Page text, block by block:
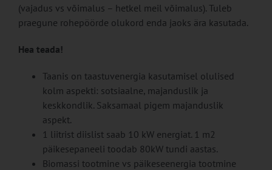
(vajadus vs võimalus – hetkel meil võimalus). Tuleb
praegune rohepöörde olukord enda jaoks ära kasutada.
Hea teada!
Taanis on taastuvenergia kasutamisel olulised
kolm aspekti: sotsiaalne, majanduslik ja
keskkondlik. Saksamaal pigem majanduslik
aspekt.
1 liitrist diislist saab 10 kW energiat. 1 m2
päikesepaneeli toodab 80kW tundi aastas.
Biomassi tootmine vs päikeseenergia tootmine